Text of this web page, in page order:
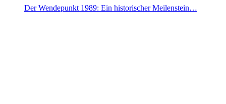
Der Wendepunkt 1989: Ein historischer Meilenstein…